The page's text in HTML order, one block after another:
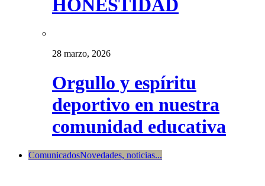
HONESTIDAD
28 marzo, 2026
Orgullo y espíritu
deportivo en nuestra
comunidad educativa
ComunicadosNovedades, noticias...